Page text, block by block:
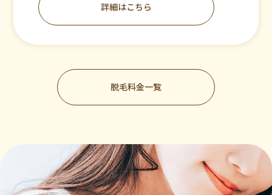
詳細はこちら
脱毛料金一覧